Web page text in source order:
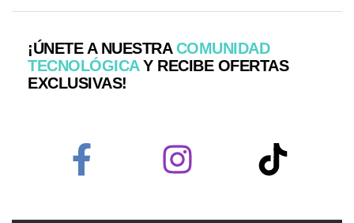
¡ÚNETE A NUESTRACOMUNIDAD
TECNOLÓGICAY RECIBE OFERTAS
EXCLUSIVAS!